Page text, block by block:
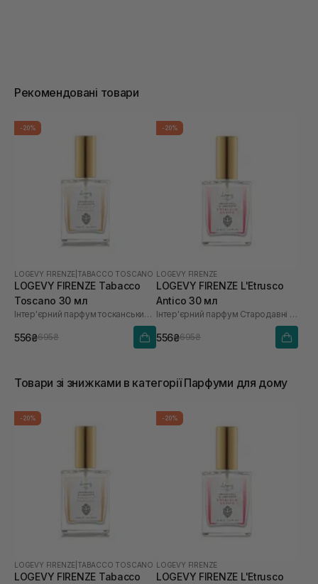
Рекомендовані товари
-20%
LOGEVY FIRENZE TABACCO TOSCANO
LOGEVY FIRENZE Tabacco
Toscano 30 мл
Інтер'єрний парфум тосканський тютюн
556₴695₴
-20%
LOGEVY FIRENZE
LOGEVY FIRENZE L'Etrusco
Antico 30 мл
Інтер'єрний парфум Стародавні Етруски
556₴695₴
Товари зі знижками в категорії Парфуми для дому
-20%
LOGEVY FIRENZE TABACCO TOSCANO
LOGEVY FIRENZE Tabacco
-20%
LOGEVY FIRENZE
LOGEVY FIRENZE L'Etrusco